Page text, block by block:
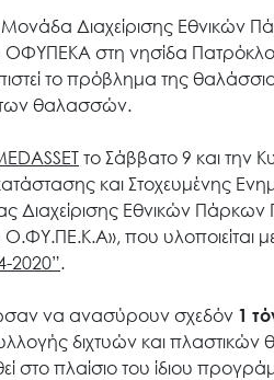
for:
Νέα –
Άξονες
Διαχείρισης Εθνικών
στη νησίδα
το πρόβλημα της
των θαλασσών.
το Σάββατο 9 και την
και Στοχευμένης
Εθνικών Πάρκων
που υλοποιείται
2020”.
να ανασύρουν σχεδόν 1
διχτυών και
στο πλαίσιο του ίδιου